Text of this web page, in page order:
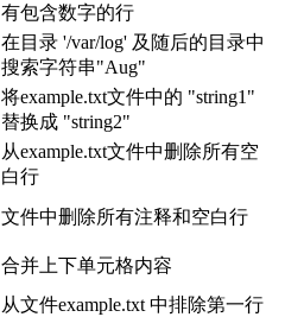
有包含数字的行
在目录 '/var/log' 及随后的目录中
搜索字符串"Aug"
将example.txt文件中的 "string1"
替换成 "string2"
从example.txt文件中删除所有空
白行
文件中删除所有注释和空白行
合并上下单元格内容
从文件example.txt 中排除第一行